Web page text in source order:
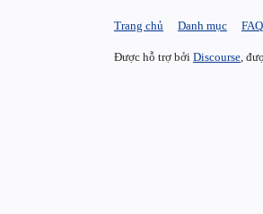
Trang chủ Danh mục
Được hỗ trợ bởi Discourse,